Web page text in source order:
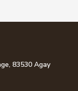
83530 Agay